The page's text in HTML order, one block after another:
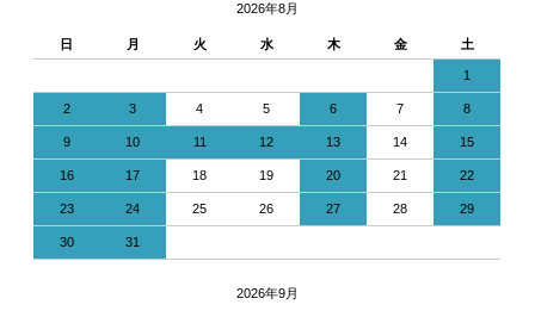
2026年8月
日 月 火 水 木 金 土
1
2 3 4 5 6 7 8
9 10 11 12 13 14 15
16 17 18 19 20 21 22
23 24 25 26 27 28 29
30 31
2026年9月